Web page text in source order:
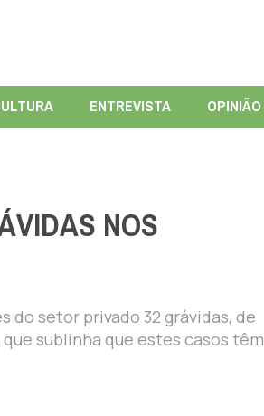
ENTREVISTA OPINIÃO
NOS
do setor privado 32 grávidas, de
sublinha que estes casos têm